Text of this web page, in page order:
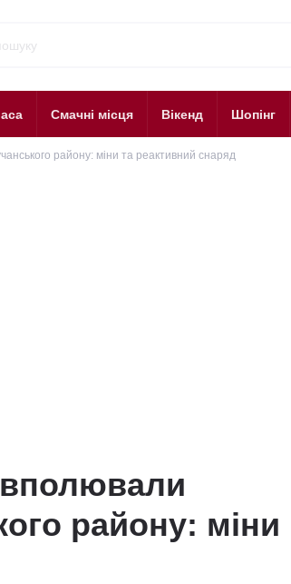
Смачні місця Вікенд Шопінг
району: міни та реактивний снаряд
вполювали
району: міни